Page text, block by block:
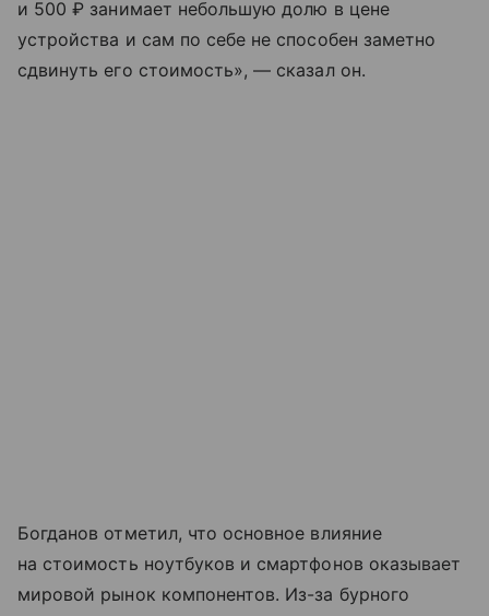
и 500 ₽ занимает небольшую долю в цене
устройства и сам по себе не способен заметно
сдвинуть его стоимость», — сказал он.
Богданов отметил, что основное влияние
на стоимость ноутбуков и смартфонов оказывает
мировой рынок компонентов. Из-за бурного